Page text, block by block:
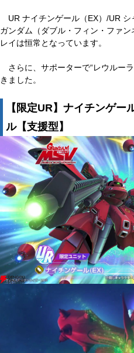
UR ナイチンゲール（EX）/UR シ
ガンダム（ダブル・フィン・ファ
レイは恒常となっています。
さらに、サポーターで“レウルー
きました。
【限定UR】ナイチンゲ
ル【支援型】